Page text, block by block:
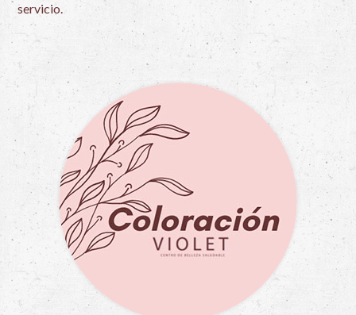
servicio.